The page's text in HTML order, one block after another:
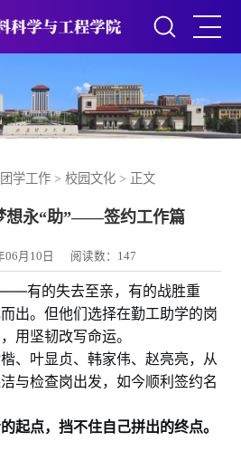
团学工作> 校园文化> 正文
想永“助”——签约工作篇
06月10日 阅读数： 147
有的失去至亲，有的战胜重
出。但他们选择在勤工助学的岗
用坚韧改写命运。
、叶显贞、韩家伟、赵亮亮，从
与检查岗出发，如今顺利签约名
起点，挡不住自己拼出的终点。